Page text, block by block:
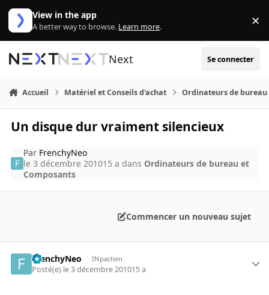
Aller au contenu
View in the app
A better way to browse. Learn more. ×
Next Se connecter
Accueil Matériel et Conseils d'achat Ordinateurs de bureau
Un disque dur vraiment silencieux
Par FrenchyNeo
le 3 décembre 201015 a dans Ordinateurs de bureau et
Composants
Commencer un nouveau sujet
FrenchyNeo INpactien
Posté(e) le 3 décembre 201015 a